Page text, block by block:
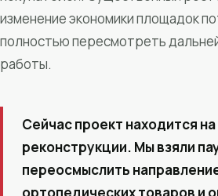
изменение экономики площадок
полностью пересмотреть
работы.
Сейчас проект находится на
реконструкции. Мы взяли
переосмыслить